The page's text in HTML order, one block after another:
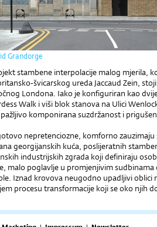
Grandorge
stambene interpolacije malog mjerila,
švicarskog ureda Jaccaud Zein,
Londona. Iako je konfiguriran kao
Walk i viši blok stanova na Ulici
komponirana suzdržanost i
nepretenciozne, komforno
georgijanskih kuća, poslijeratnih
industrijskih zgrada koji definiraju
malo poglavlje u promjenjivim
Iznad krovova neugodno upadljivi oblici
procesu transformacije koji se oko njih